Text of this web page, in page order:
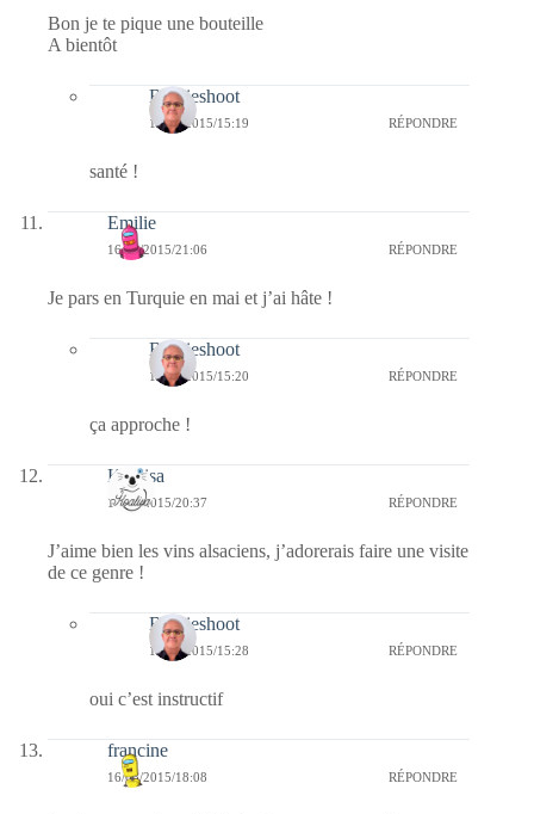
Bon je te pique une bouteille
A bientôt
Bernieshoot
17/03/2015/15:19 RÉPONDRE
santé !
Emilie
16/03/2015/21:06 RÉPONDRE
Je pars en Turquie en mai et j’ai hâte !
Bernieshoot
17/03/2015/15:20 RÉPONDRE
ça approche !
Koalisa
16/03/2015/20:37 RÉPONDRE
J’aime bien les vins alsaciens, j’adorerais faire une visite
de ce genre !
Bernieshoot
17/03/2015/15:28 RÉPONDRE
oui c’est instructif
francine
16/03/2015/18:08 RÉPONDRE